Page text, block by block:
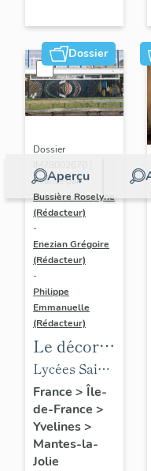
Dossier
Aperçu
Dossier
IM78002670 |
Réalisé par
Bussière Roselyne
(Rédacteur)
-
Enezian Grégoire
(Rédacteur)
-
Philippe
Emmanuelle
(Rédacteur)
Le décor
des lycées
de Mantes
Lycées Saint-
Exupéry et
Jean Rostand
France > Île-
de-France >
Yvelines>
Mantes-la-
Jolie